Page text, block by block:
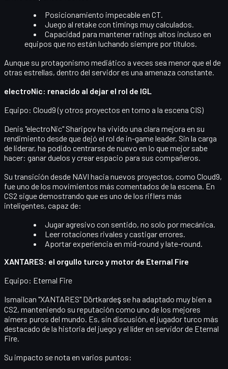
Posicionamiento impecable en CT.
Juego al retake con timings muy calculados.
Capacidad para mantener ratings altos incluso en
equipos que no están luchando siempre por títulos.
Aunque su protagonismo mediático a veces sea menor que el de
otras estrellas, dentro del servidor es una amenaza constante.
electroNic: renacido al dejar el rol de IGL
Equipo: Cloud9 (y otros proyectos en torno a la escena CIS)
Denis "electroNic" Sharipov ha vivido una clara mejora en su
rendimiento desde que dejó el rol de in-game leader. Sin la carga
de liderar, ha podido centrarse de nuevo en lo que mejor sabe
hacer: ganar duelos y crear espacio para sus compañeros.
Su transición desde NAVI hacia nuevos proyectos, como Cloud9,
fue uno de los movimientos más comentados de la escena. En
CS2 sigue demostrando que es uno de los riflers más
inteligentes, capaz de:
Jugar agresivo con sentido, no solo por mecánica.
Leer rotaciones rivales y castigar errores.
Aportar experiencia en mid-round y late-round.
XANTARES: el orgullo turco y motor de Eternal Fire
Equipo: Eternal Fire
Ismailcan "XANTARES" Dörtkardeş se ha adaptado muy bien a
CS2, manteniendo su reputación como uno de los mejores
aimers puros del mundo. Es, sin discusión, el jugador turco más
destacado de la historia del juego y el líder en servidor de Eternal
Fire.
Su impacto se nota en varios puntos: